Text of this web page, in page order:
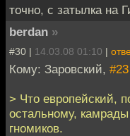
точно, с затылка на
berdan »
#30 | 14.03.08 01:10 |
Кому: Заровский, #23
> Что европейский,
остальному,
гномиков.